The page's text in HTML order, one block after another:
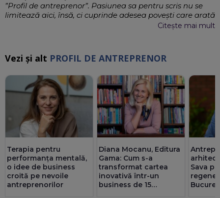
”Profil de antreprenor”. Pasiunea sa pentru scris nu se
limitează aici, însă, ci cuprinde adesea povești care arată
că și în România se poate face educație de calitate.
pe înțelesul tuturor subiecte precum educația financiară
sau sănătatea.
EXPERTIZĂ:Business, Educație, Educație financiară
SCRIE DESPRE: Economie,Social,Sănătate
Citește mai mult
Vezi și alt PROFIL DE ANTREPRENOR
Terapia pentru
performanța mentală,
o idee de business
croită pe nevoile
antreprenorilor
Diana Mocanu, Editura
Gama: Cum s-a
transformat cartea
inovativă într-un
business de 15
Sava